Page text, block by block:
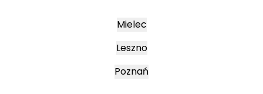
Mielec
Leszno
Poznań